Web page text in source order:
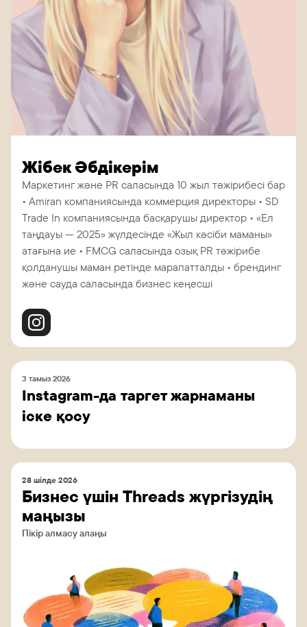
Жібек Әбдікерім
Маркетинг және PR саласында 10 жыл тәжірибесі бар
• Amiran компаниясында коммерция директоры • SD
Trade In компаниясында басқарушы директор • «Ел
таңдауы — 2025» жүлдесінде «Жыл кәсіби маманы»
атағына ие • FMCG саласында озық PR тәжірибе
қолданушы маман ретінде марапатталды • брендинг
және сауда саласында бизнес кеңесші
3 тамыз 2026
Instagram-да таргет жарнаманы
іске қосу
28 шілде 2026
Бизнес үшін Threads жүргізудің
маңызы
Пікір алмасу алаңы